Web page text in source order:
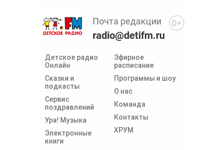
Детское радио
Онлайн
Сказки и
подкасты
Сервис
поздравлений
Ура! Музыка
Электронные
книги
Эфирное
расписание
Программы и шоу
О нас
Команда
Контакты
ХРУМ
Почта редакции
radio@detifm.ru
0+